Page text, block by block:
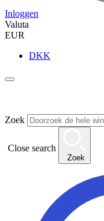
Inloggen
Valuta
EUR
DKK
Zoek
Close search
Zoek